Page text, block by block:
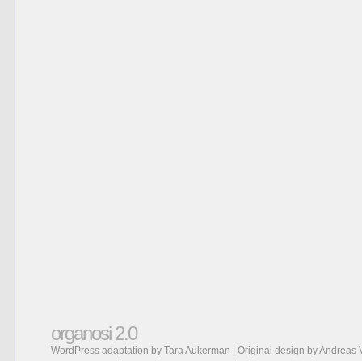
organosi 2.0
WordPress adaptation by Tara Aukerman | Original design byAndreas